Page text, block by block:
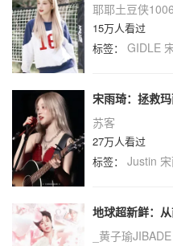
耶耶土豆侠1006
15万人看过
标签： GIDLE
宋雨琦：拯救
苏客
27万人看过
标签： Justin
地球超新鲜：
_黄子瑜JIBADE